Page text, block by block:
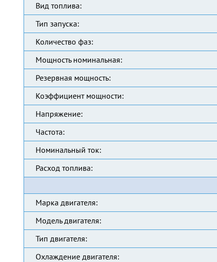
Вид топлива:
Тип запуска:
Количество фаз:
Мощность номинальная:
Резервная мощность:
Коэффициент мощности:
Напряжение:
Частота:
Номинальный ток:
Расход топлива:
Марка двигателя:
Модель двигателя:
Тип двигателя:
Охлаждение двигателя: